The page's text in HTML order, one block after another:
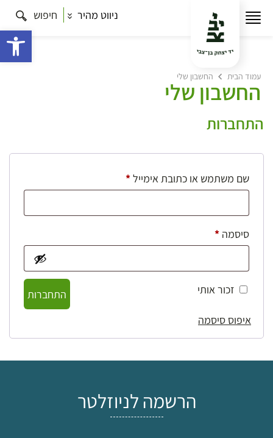
ניווט מהיר חיפוש
עמוד הבית החשבון שלי
החשבון שלי
התחברות
שם משתמש או כתובת אימייל*חובה
סיסמה *חובה
זכור אותי
התחברות
איפוס סיסמה
הרשמה לניוזלטר